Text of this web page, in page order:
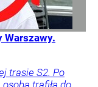
trasie S2. Po